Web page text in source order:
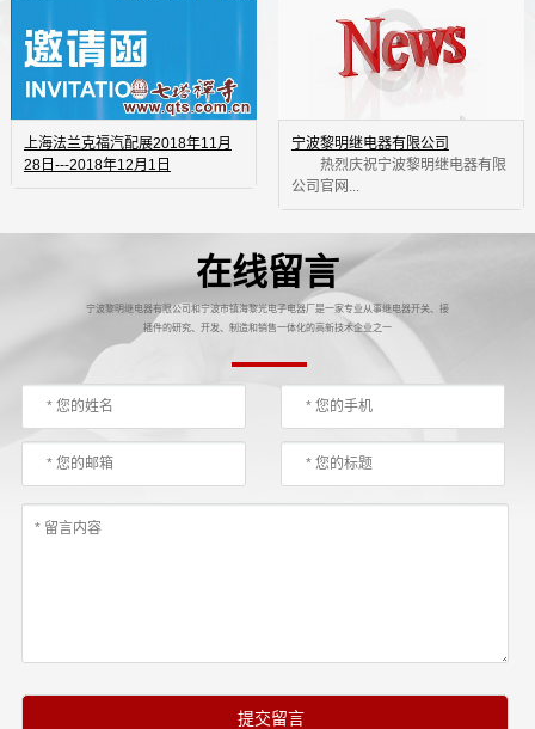
上海法兰克福汽配展2018年11月
28日---2018年12月1日
宁波黎明继电器有限公司
热烈庆祝宁波黎明继电器有限
公司官网...
在线留言
宁波黎明继电器有限公司和宁波市镇海黎光电子电器厂是一家专业从事继电器开关、接
插件的研究、开发、制造和销售一体化的高新技术企业之一